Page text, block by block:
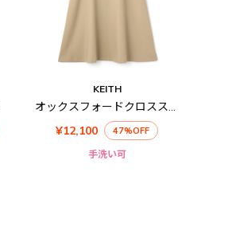
KEITH
オックスフォードクロススカート
¥12,100
47%OFF
手洗い可